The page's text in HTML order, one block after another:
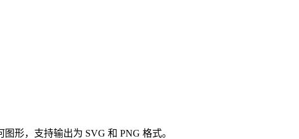
形，支持输出为 SVG 和 PNG 格式。